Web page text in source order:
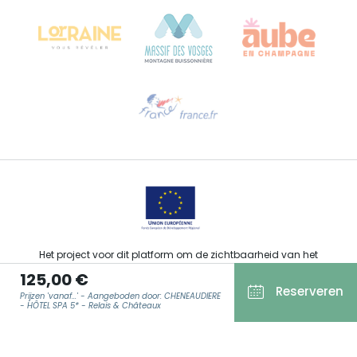
125,00 €
Prijzen 'vanaf...' - Aangeboden door: CHENEAUDIÈRE
- HÔTEL SPA 5* - Relais & Châteaux
Reserveren
Stuur ons een e-mail
Het project voor dit platform om de zichtbaarheid van het
toeristisch, sportief, cultureel en wijntoeristisch aanbod van de
Grand Est te verbeteren werd gefinancierd door de EFRO in het
kader van de respons van de Europese Unie op de COVID-19-
pandemie.